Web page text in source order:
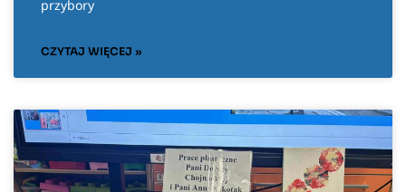
przybory
CZYTAJ WIĘCEJ »